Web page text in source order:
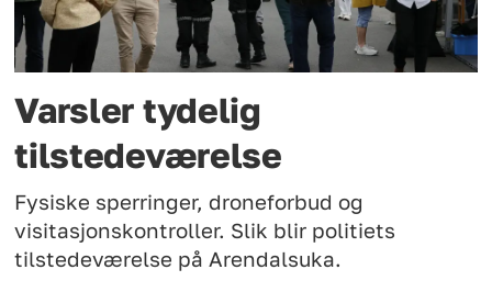
Varsler tydelig
tilstedeværelse
Fysiske sperringer, droneforbud og
visitasjonskontroller. Slik blir politiets
tilstedeværelse på Arendalsuka.